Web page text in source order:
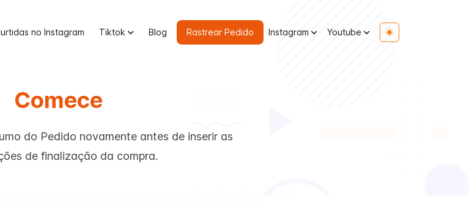
Toggle theme
no Instagram Tiktok Blog Rastrear Pedido Instagram Youtube
Comece
do Pedido novamente antes de inserir as
de finalização da compra.